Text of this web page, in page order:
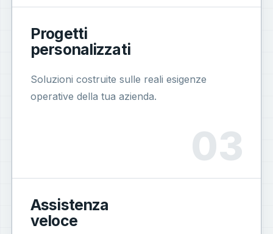
Progetti
personalizzati
Soluzioni costruite sulle reali esigenze
operative della tua azienda.
Assistenza
veloce